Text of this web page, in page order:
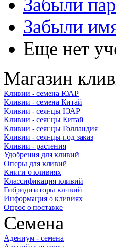
Забыли
Забыли
Еще нет
Магазин
Кливии - семена ЮАР
Кливии - семена Китай
Кливии - сеянцы ЮАР
Кливии - сеянцы Китай
Кливии - сеянцы Голландия
Кливии - сеянцы под заказ
Кливии - растения
Удобрения для кливий
Опоры для кливий
Книги о кливиях
Классификация кливий
Гибридизаторы кливий
Информация о кливиях
Опрос о поставке
Семена
Адениум - семена